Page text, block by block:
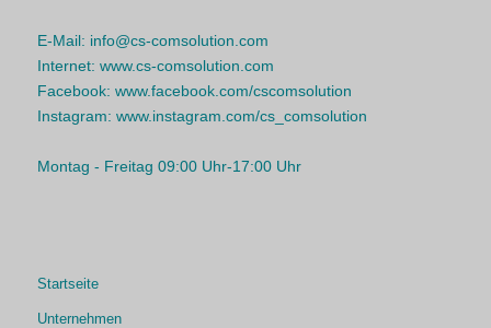
E-Mail: info@cs-comsolution.com
Internet: www.cs-comsolution.com
Facebook: www.facebook.com/cscomsolution
Instagram: www.instagram.com/cs_comsolution
Montag - Freitag 09:00 Uhr-17:00 Uhr
Startseite
Unternehmen